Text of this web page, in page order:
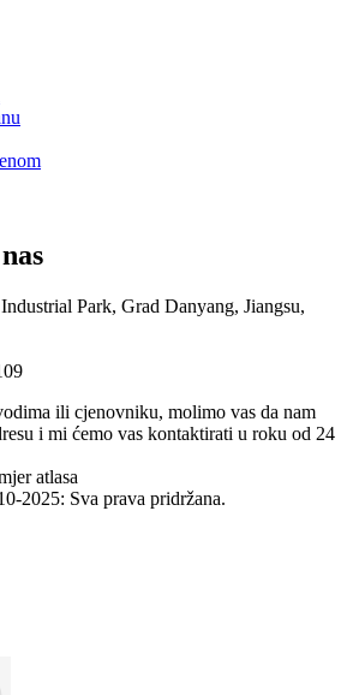
Park, Grad Danyang, Jiangsu,
ili cjenovniku, molimo vas da nam
i mi ćemo vas kontaktirati u roku od 24
atlasa
2025: Sva prava pridržana.